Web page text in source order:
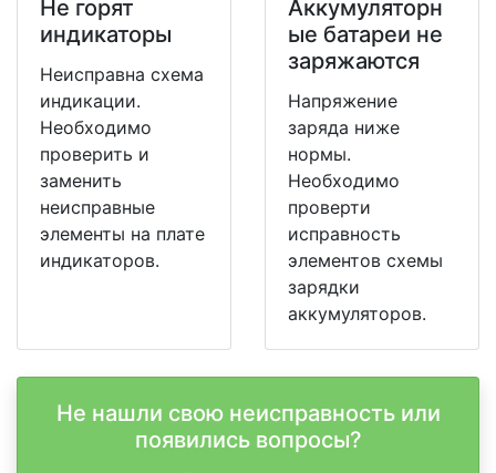
Не горят
индикаторы
Неисправна схема
индикации.
Необходимо
проверить и
заменить
неисправные
элементы на плате
индикаторов.
Аккумуляторн
ые батареи не
заряжаются
Напряжение
заряда ниже
нормы.
Необходимо
проверти
исправность
элементов схемы
зарядки
аккумуляторов.
Не нашли свою неисправность или
появились вопросы?